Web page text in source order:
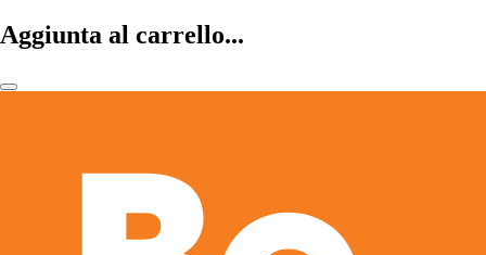
Aggiunta al carrello...